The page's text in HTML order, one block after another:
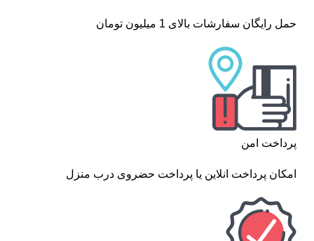
حمل رایگان سفارشات بالای 1 میلیون تومان
پرداخت امن
امکان پرداخت انلاین یا پرداخت حضروی درب منزل